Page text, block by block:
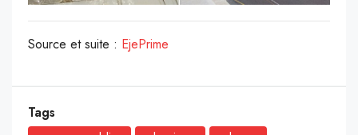
Source et suite : EjePrime
Tags